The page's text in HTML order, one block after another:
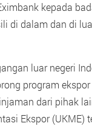
kepada
di dalam dan di
luar negeri
program
dari pihak
Ekspor (UKME)